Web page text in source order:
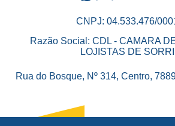
CNPJ: 04.533.476/
Razão Social: CDL - CAMARA
LOJISTAS DE
Rua do Bosque, Nº 314, Centro,